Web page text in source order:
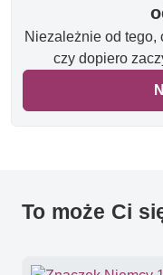
Niezależnie od tego,
czy dopiero
To może Ci